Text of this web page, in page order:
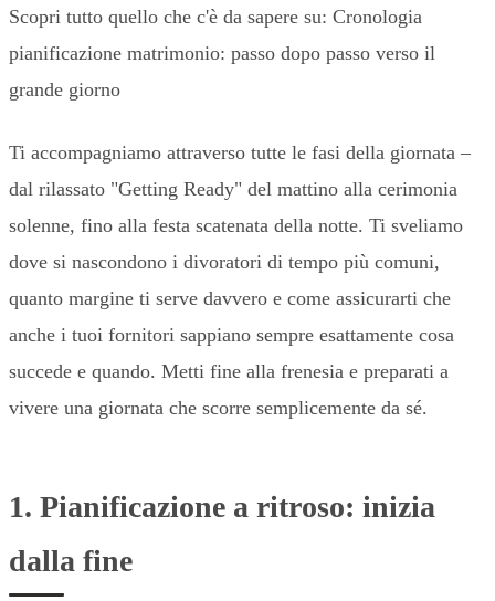
Scopri tutto quello che c'è da sapere su: Cronologia
pianificazione matrimonio: passo dopo passo verso il
grande giorno
Ti accompagniamo attraverso tutte le fasi della giornata –
dal rilassato "Getting Ready" del mattino alla cerimonia
solenne, fino alla festa scatenata della notte. Ti sveliamo
dove si nascondono i divoratori di tempo più comuni,
quanto margine ti serve davvero e come assicurarti che
anche i tuoi fornitori sappiano sempre esattamente cosa
succede e quando. Metti fine alla frenesia e preparati a
vivere una giornata che scorre semplicemente da sé.
1. Pianificazione a ritroso: inizia
dalla fine